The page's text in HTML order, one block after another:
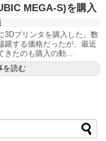
MEGA-S)を購入
3Dプリンタを購入した。数
躇する価格だったが、最近
たのも購入の動...
を読む